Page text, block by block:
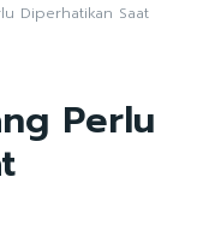
Diperhatikan Saat
Perlu